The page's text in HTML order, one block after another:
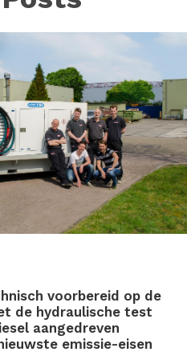
voorbereid op de
de hydraulische test
aangedreven
emissie-eisen